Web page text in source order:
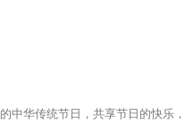
华传统节日，共享节日的快乐